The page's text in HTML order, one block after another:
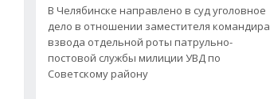
В Челябинске направлено в суд уголовное
дело в отношении заместителя командира
взвода отдельной роты патрульно-
постовой службы милиции УВД по
Советскому району